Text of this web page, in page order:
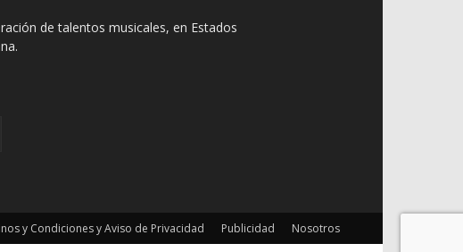
de talentos musicales, en Estados
y Condiciones y Aviso de Privacidad Publicidad Nosotros